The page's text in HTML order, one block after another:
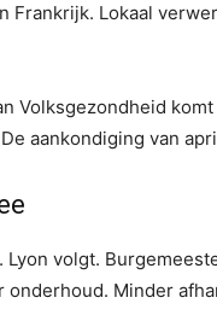
Frankrijk. Lokaal
Volksgezondheid
aankondiging van
Lyon volgt.
Minder